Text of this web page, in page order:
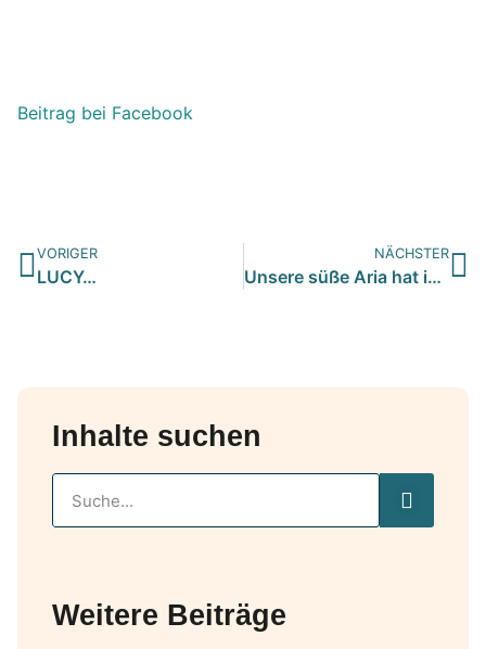
Beitrag bei Facebook
VORIGER
LUCY…
NÄCHSTER
Unsere süße Aria hat im 2ten Anlauf endlich das Glück gefund…
Inhalte suchen
Weitere Beiträge